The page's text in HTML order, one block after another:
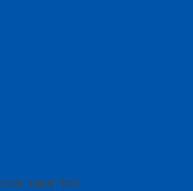
murah bali